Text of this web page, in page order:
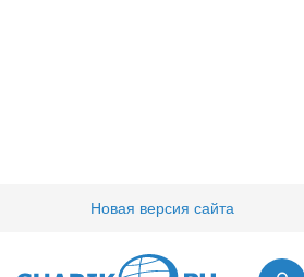
Новая версия сайта
Товары для праздника/
вымпел Disney Принцессы 360см/А